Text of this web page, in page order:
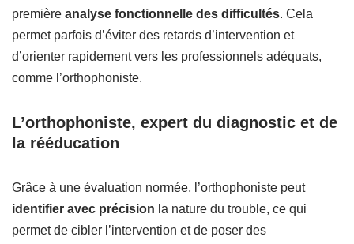
première analyse fonctionnelle des difficultés. Cela
permet parfois d’éviter des retards d’intervention et
d’orienter rapidement vers les professionnels adéquats,
comme l’orthophoniste.
L’orthophoniste, expert du diagnostic et de
la rééducation
Grâce à une évaluation normée, l’orthophoniste peut
identifier avec précision la nature du trouble, ce qui
permet de cibler l’intervention et de poser des